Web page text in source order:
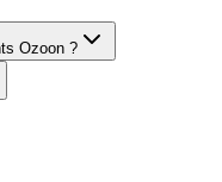
Ozoon ?